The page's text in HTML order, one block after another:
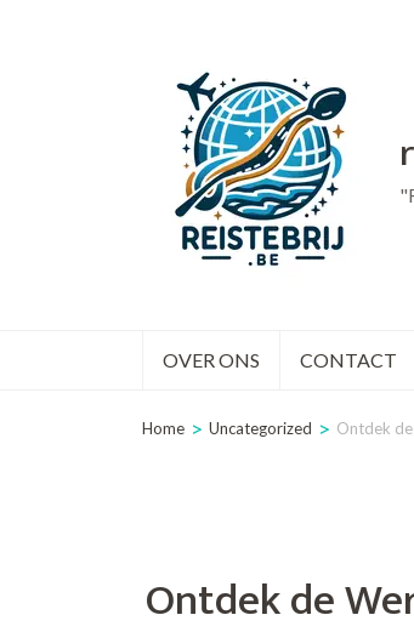
OVER ONS CONTACT
Home > Uncategorized > Ontdek
Ontdek de